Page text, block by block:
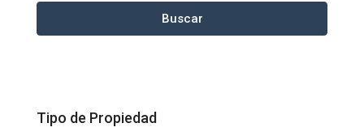
Buscar
Tipo de Propiedad